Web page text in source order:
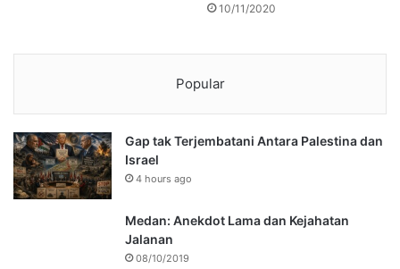
10/11/2020
Popular
Gap tak Terjembatani Antara Palestina dan
Israel
4 hours ago
Medan: Anekdot Lama dan Kejahatan
Jalanan
08/10/2019